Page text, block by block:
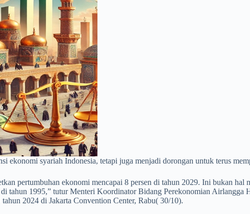
ekonomi syariah Indonesia, tetapi juga menjadi dorongan untuk terus
pertumbuhan ekonomi mencapai 8 persen di tahun 2029. Ini bukan hal
tahun 1995,” tutur Menteri Koordinator Bidang Perekonomian Airlangga
2024 di Jakarta Convention Center, Rabu( 30/10).